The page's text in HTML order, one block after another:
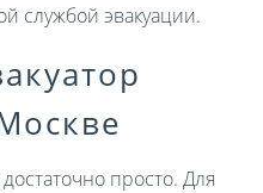
службой эвакуации.
просто. Для